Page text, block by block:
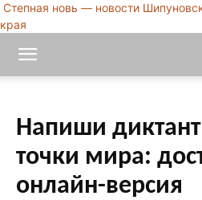
Степная новь — новости
края
Напиши
точки мира:
онлайн-версия